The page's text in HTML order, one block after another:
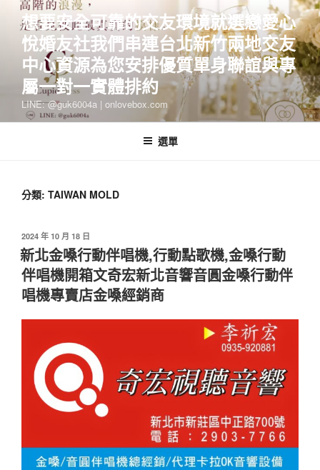
想要安全可靠的交友環境就選戀愛心
悅婚友社我們串連台北新竹兩地交友
中心資源為您安排優質單身聯誼與專
屬一對一實體排約
LINE: @guk6004a | onlovebox.com
選單
分類: TAIWAN MOLD
發
佈
於
2024 年 10 月 18 日
新北金嗓行動伴唱機,行動點歌機,金嗓行動
伴唱機開箱文奇宏新北音響音圓金嗓行動伴
唱機專賣店金嗓經銷商